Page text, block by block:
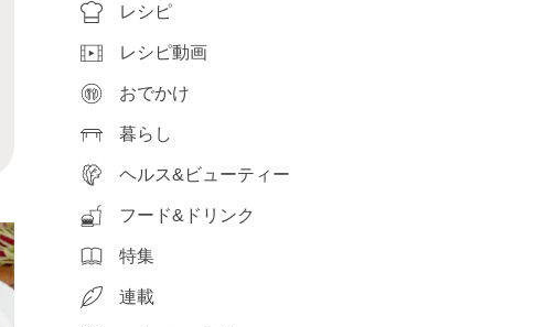
レシピ
レシピ動画
おでかけ
暮らし
ヘルス&ビューティー
フード&ドリンク
特集
連載